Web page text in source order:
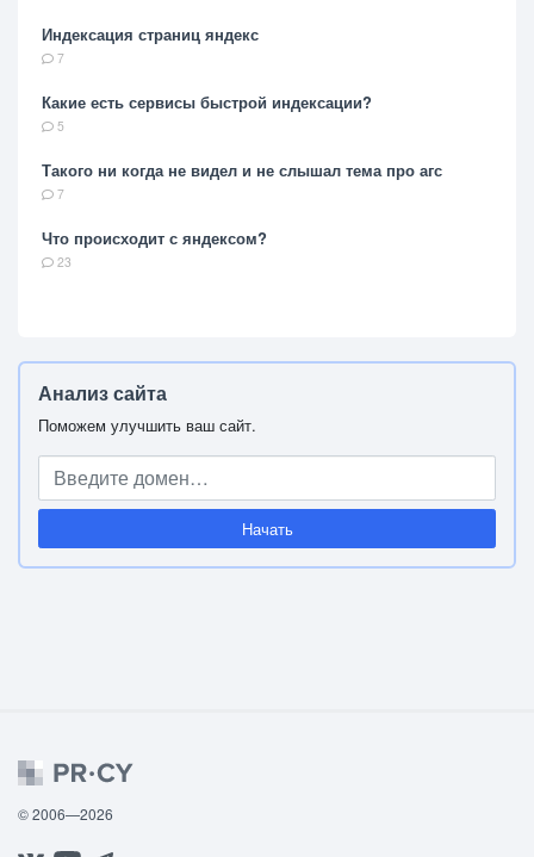
Индексация страниц яндекс
7
Какие есть сервисы быстрой индексации?
5
Такого ни когда не видел и не слышал тема про агс
7
Что происходит с яндексом?
23
Анализ сайта
Поможем улучшить ваш сайт.
Начать
© 2006—2026